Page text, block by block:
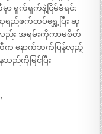
ရှက်ရှက်နဲ့ငြိမ်ခံရင်း
ည်ဖက်ထပ်ရွှေ့ပြီး ဆု
း အရမ်းကိုကာမစိတ်
တီက နောက်ဘက်ပြန်လှည့်
ည်ကိုမြင်ပြီး